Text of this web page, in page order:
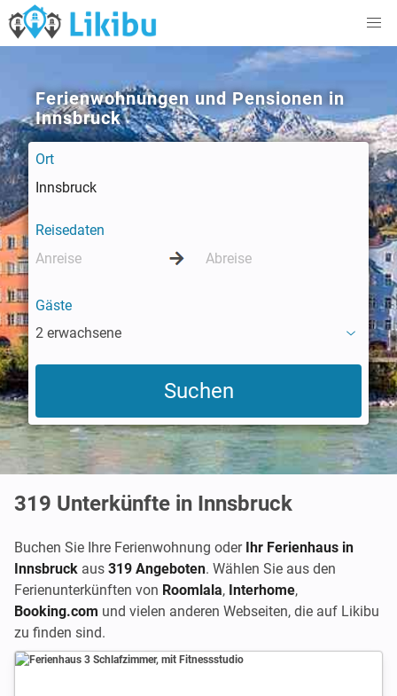
Ferienwohnungen und Pensionen in
Innsbruck
Ort
Reisedaten
Gäste
2 erwachsene
319 Unterkünfte in Innsbruck
Buchen Sie Ihre Ferienwohnung oder Ihr Ferienhaus in
Innsbruck aus 319 Angeboten. Wählen Sie aus den
Ferienunterkünften von Roomlala, Interhome,
Booking.com und vielen anderen Webseiten, die auf Likibu
zu finden sind.